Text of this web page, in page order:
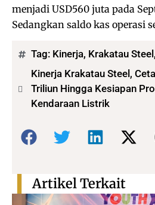
menjadi USD560 juta pada
Sedangkan saldo kas operasi
Tag: Kinerja, Krakatau Steel ,
Kinerja Krakatau Steel,
Triliun Hingga Kesiapan
Kendaraan Listrik
Bagikan:
Artikel Terkait